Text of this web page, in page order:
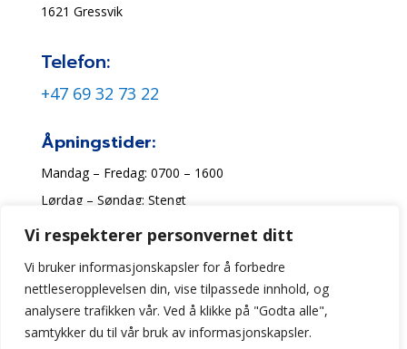
Vi respekterer personvernet ditt
Vi bruker informasjonskapsler for å forbedre
nettleseropplevelsen din, vise tilpassede innhold, og
analysere trafikken vår. Ved å klikke på "Godta alle",
samtykker du til vår bruk av informasjonskapsler.
1621 Gressvik
Telefon:
+47 69 32 73 22
Åpningstider:
Mandag – Fredag: 0700 – 1600
Lørdag – Søndag: Stengt
2025 © Ørebekk Karosseriverksted AS. Innholdet er beskyttet av
åndsverksloven. Kopiering er derav ikke tillatt uten skriftlig tillatelse.